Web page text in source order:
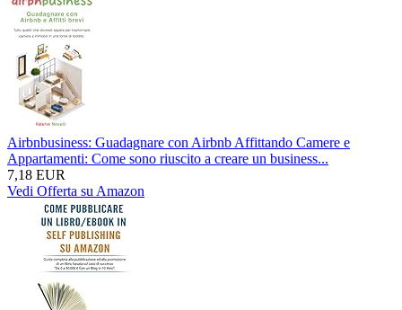
Airbnbusiness: Guadagnare con Airbnb Affittando Camere e
Appartamenti: Come sono riuscito a creare un business...
7,18 EUR
Vedi Offerta su Amazon